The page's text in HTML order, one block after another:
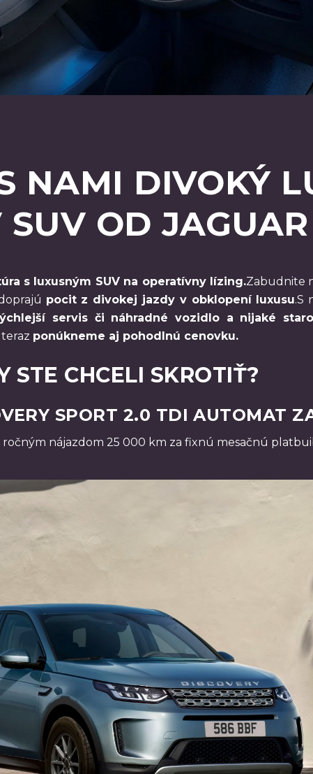
NAMI DIVOKÝ
SUV OD
s luxusným SUV na operatívny lízing.Zabudnite
pocit z divokej jazdy v obklopení luxusu.S
servis či náhradné vozidlo a nijaké
ponúkneme aj pohodlnú cenovku.
STE CHCELI SKROTIŤ?
SPORT 2.0 TDI AUTOMAT
ročným nájazdom 25 000 km za fixnú mesačnú